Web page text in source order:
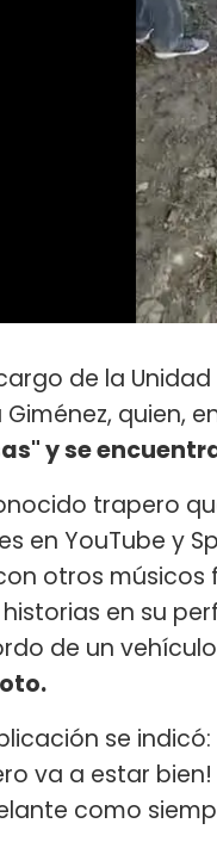
de la
quien,
y se
trapero
en YouTube y
otros músicos
en su
de un
se
va a estar
como